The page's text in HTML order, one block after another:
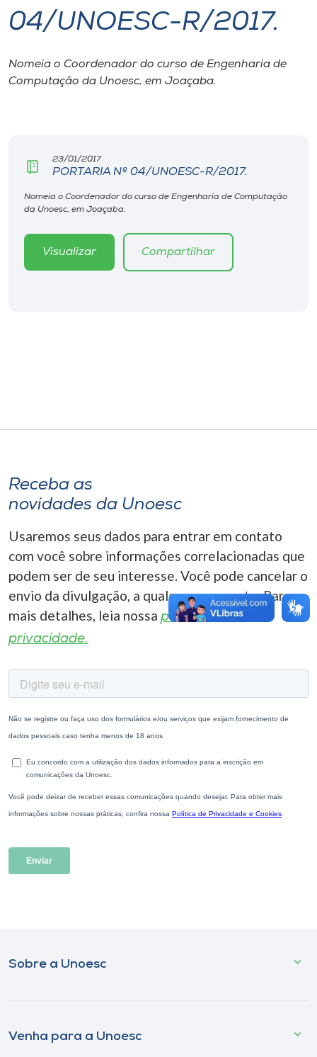
I.nova
Diplomados
CPA
Biblioteca
Editora
A-
04/UNOESC-R/2017.
Nomeia o Coordenador do curso de Engenharia de
Computação da Unoesc, em Joaçaba.
23/01/2017
PORTARIA Nº 04/UNOESC-R/2017.
Nomeia o Coordenador do curso de Engenharia de Computação
da Unoesc, em Joaçaba.
Visualizar Compartilhar
Receba as
novidades da Unoesc
Usaremos seus dados para entrar em contato
com você sobre informações correlacionadas que
podem ser de seu interesse. Você pode cancelar o
envio da divulgação, a qualquer momento. Para
mais detalhes, leia nossa política de
privacidade.
Sobre a Unoesc
Venha para a Unoesc